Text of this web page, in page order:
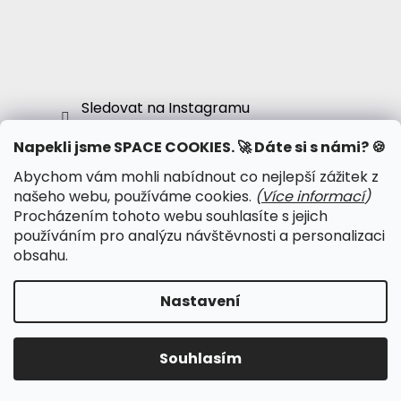
Napekli jsme SPACE COOKIES. 🚀 Dáte si s námi? 🍪
Abychom vám mohli nabídnout co nejlepší zážitek z
našeho webu, používáme cookies. (Více informací)
Procházením tohoto webu souhlasíte s jejich
používáním pro analýzu návštěvnosti a personalizaci
obsahu.
Nastavení
Souhlasím
Sledovat na Instagramu
● Obchodní podmínky
● Podmínky ochrany osobních údajů
● Kalendář psy-událostí
Vytvořil Shoptet
Copyright 2026Psychonautika.cz. Všechna práva
Upravit nastavení cookies